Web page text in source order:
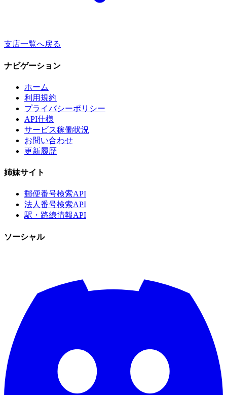
支店一覧へ戻る
ナビゲーション
ホーム
利用規約
プライバシーポリシー
API仕様
サービス稼働状況
お問い合わせ
更新履歴
姉妹サイト
郵便番号検索API
法人番号検索API
駅・路線情報API
ソーシャル